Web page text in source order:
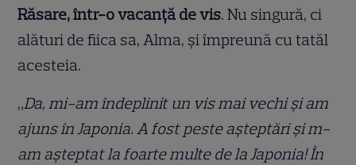
Răsare, într-o vacanță de vis. Nu singură, ci
alături de fiica sa, Alma, și împreună cu tatăl
acesteia.
„Da, mi-am îndeplinit un vis mai vechi și am
ajuns în Japonia. A fost peste așteptări și m-
am așteptat la foarte multe de la Japonia! În